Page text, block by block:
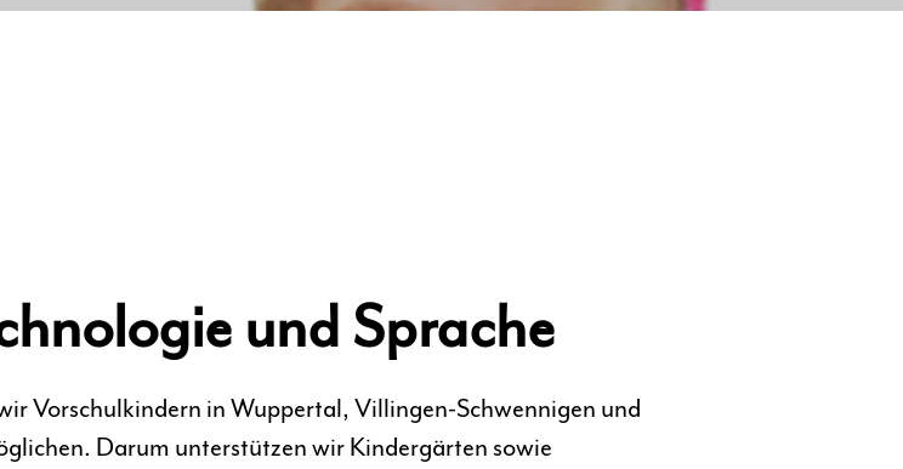
und Sprache
Vorschulkindern in Wuppertal, Villingen-Schwennigen und
Darum unterstützen wir Kindergärten sowie